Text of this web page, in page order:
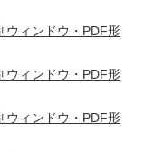
ウィンドウ・PDF形
ウィンドウ・PDF形
ウィンドウ・PDF形